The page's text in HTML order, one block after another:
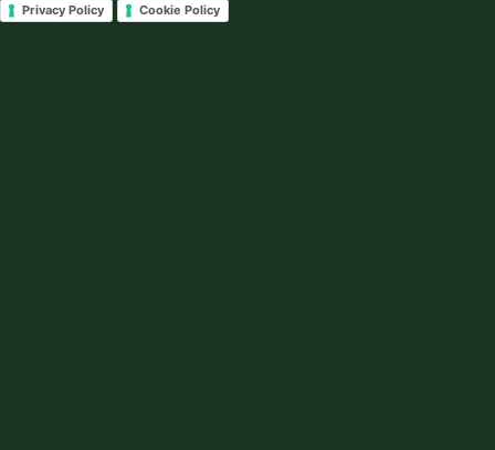
Privacy Policy Cookie Policy